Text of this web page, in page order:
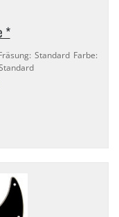
*
Standard Farbe: